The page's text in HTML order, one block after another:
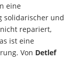
eine
solidarischer und
repariert,
ist eine
Von Detlef